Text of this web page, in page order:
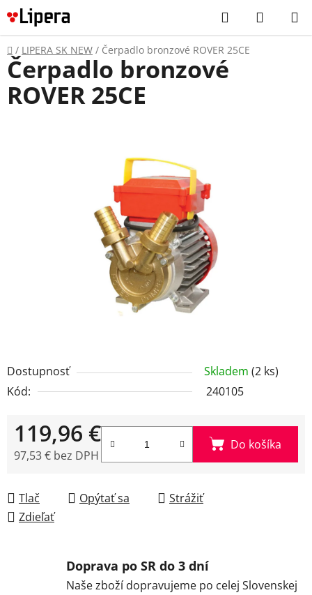
Prejsť
na
obsah
Hľadať
KOŠÍK
Domov
/ LIPERA SK NEW / Čerpadlo bronzové ROVER 25CE
Dostupnosť Skladem (2 ks)
Kód:
240105
119,96 €
97,53 € bez DPH
Do košíka
Tlač Opýtať sa
Strážiť
Zdieľať
Čerpadlo bronzové
ROVER 25CE
Doprava po SR do 3 dní
Naše zboží dopravujeme po celej Slovenskej